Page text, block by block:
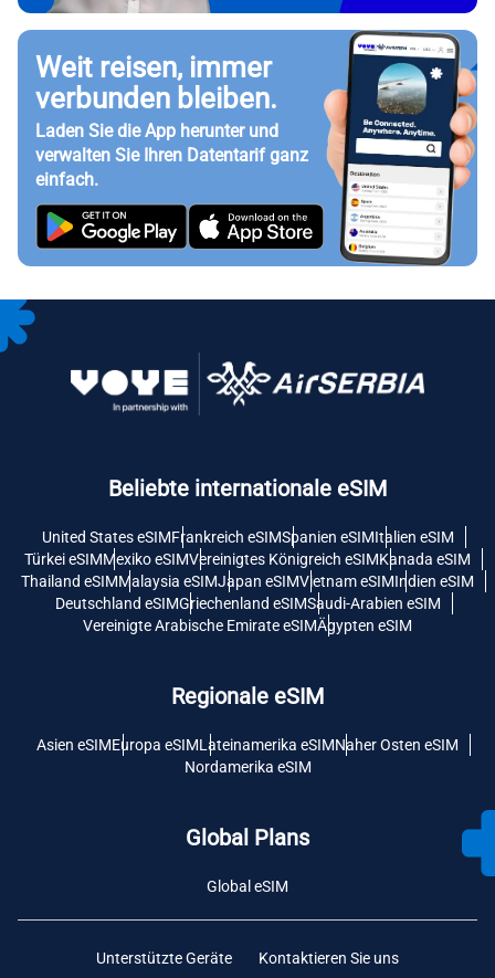
Weit reisen, immer
verbunden bleiben.
Laden Sie die App herunter und
verwalten Sie Ihren Datentarif ganz
einfach.
Beliebte internationale eSIM
United States eSIMFrankreich eSIMSpanien eSIMItalien eSIM
Türkei eSIMMexiko eSIMVereinigtes Königreich eSIMKanada eSIM
Thailand eSIMMalaysia eSIMJapan eSIMVietnam eSIMIndien eSIM
Deutschland eSIMGriechenland eSIMSaudi-Arabien eSIM
Vereinigte Arabische Emirate eSIMÄgypten eSIM
Regionale eSIM
Asien eSIMEuropa eSIMLateinamerika eSIMNaher Osten eSIM
Nordamerika eSIM
Global Plans
Global eSIM
Unterstützte Geräte Kontaktieren Sie uns